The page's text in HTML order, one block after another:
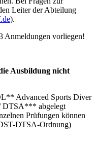
Leiter der Abteilung
).
Anmeldungen vorliegen!
Ausbildung nicht
Advanced Sports Diver
abgelegt
Prüfungen können
DTSA-Ordnung)